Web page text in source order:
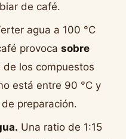
de café.
agua a 100 °C
provoca sobre
de los compuestos
está entre 90 °C y
preparación.
Una ratio de 1:15